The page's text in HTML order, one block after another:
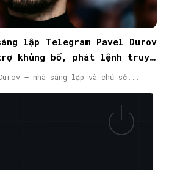
lập Telegram Pavel Durov
khủng bố, phát lệnh truy
– nhà sáng lập và chủ sở...